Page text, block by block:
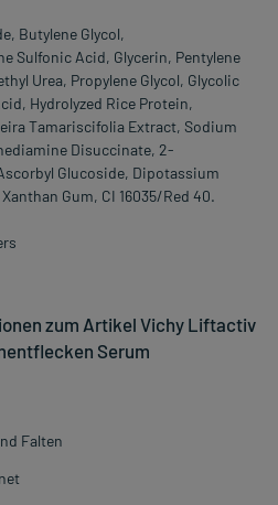
Butylene Glycol,
Sulfonic Acid, Glycerin, Pentylene
Urea, Propylene Glycol, Glycolic
Hydrolyzed Rice Protein,
Tamariscifolia Extract, Sodium
Disuccinate, 2-
Glucoside, Dipotassium
Gum, CI 16035/Red 40.
zum Artikel Vichy Liftactiv
Serum
Falten